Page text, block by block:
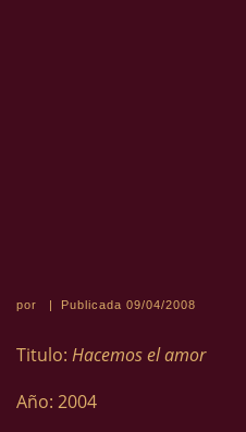
por | Publicada 09/04/2008
Titulo: Hacemos el amor
Año: 2004